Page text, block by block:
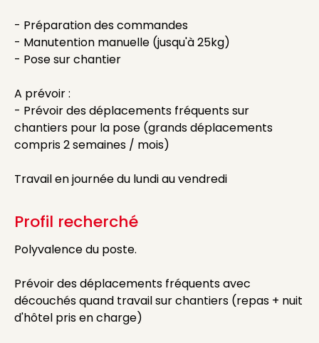
- Préparation des commandes
- Manutention manuelle (jusqu'à 25kg)
- Pose sur chantier
A prévoir :
- Prévoir des déplacements fréquents sur
chantiers pour la pose (grands déplacements
compris 2 semaines / mois)
Travail en journée du lundi au vendredi
Profil recherché
Polyvalence du poste.
Prévoir des déplacements fréquents avec
découchés quand travail sur chantiers (repas + nuit
d'hôtel pris en charge)